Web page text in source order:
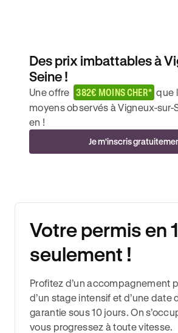
Des prix imbattables à
Seine !
Une offre 382€ MOINS CHER* que
moyens observés à Vigneux-sur-
en !
Je m'inscris
Votre permis en
seulement !
Profitez d’un accompagnement
d’un stage intensif et d’une date
garantie sous 10 jours. On
vous progressez à toute vitesse.